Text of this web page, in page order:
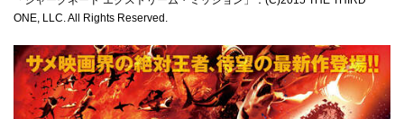
ONE, LLC. All Rights Reserved.